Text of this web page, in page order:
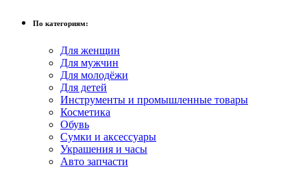
По категориям:
Для женщин
Для мужчин
Для молодёжи
Для детей
Инструменты и промышленные товары
Косметика
Обувь
Сумки и аксессуары
Украшения и часы
Авто запчасти